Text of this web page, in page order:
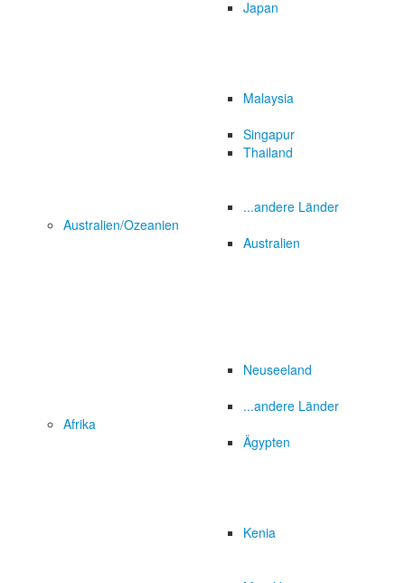
Japan
Malaysia
Singapur
Thailand
...andere Länder
Australien/Ozeanien
Australien
Neuseeland
...andere Länder
Afrika
Ägypten
Kenia